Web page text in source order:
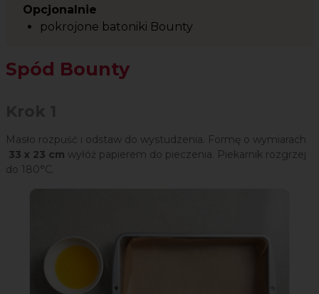
Opcjonalnie
pokrojone batoniki Bounty
Spód Bounty
Masło rozpuść i odstaw do wystudzenia. Formę o wymiarach
33 x 23 cm wyłóż papierem do pieczenia. Piekarnik rozgrzej
do 180°C.